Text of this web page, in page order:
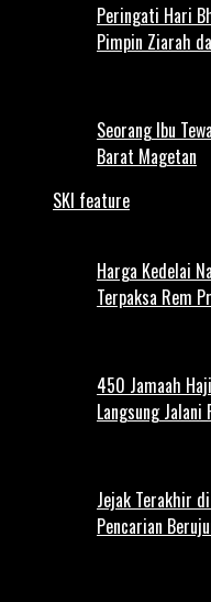
Peringati Hari
Pimpin Ziarah
Seorang Ibu
Barat Magetan
SKI feature
Harga Kedelai
Terpaksa Rem
450 Jamaah
Langsung Jalani
Jejak Terakhir
Pencarian